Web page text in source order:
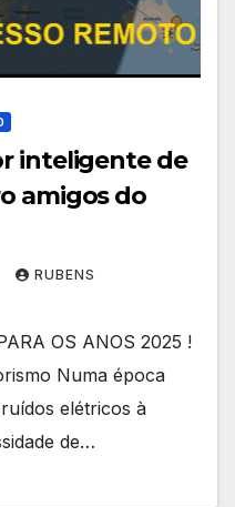
inteligente de
amigos do
RUBENS
OS ANOS 2025 !
Numa época
elétricos à
de…